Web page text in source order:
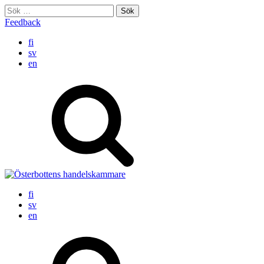
Skip
to
Sök
efter:
Feedback
fi
sv
en
fi
sv
en